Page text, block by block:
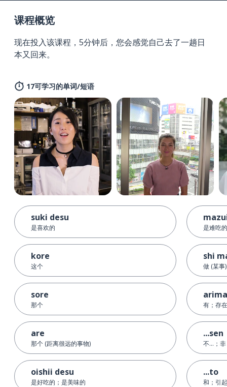
课程概览
现在投入该课程，5分钟后，您会感觉自己去了一趟日
本又回来。
17可学习的单词/短语
suki desu
是喜欢的
kore
这个
sore
那个
are
那个 (距离很远的事物)
oishii desu
是好吃的；是美味的
是难吃的
shi
做 (某事)
有；存在
...sen
不...；
...to
和；引